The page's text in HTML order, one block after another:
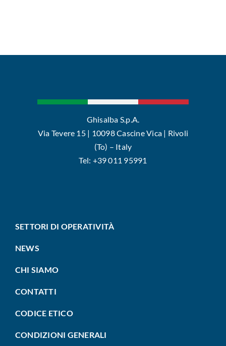
Ghisalba S.p.A.
Via Tevere 15 | 10098 Cascine Vica | Rivoli
(To) – Italy
Tel: +39 011 95991
SETTORI DI OPERATIVITÀ
NEWS
CHI SIAMO
CONTATTI
CODICE ETICO
CONDIZIONI GENERALI